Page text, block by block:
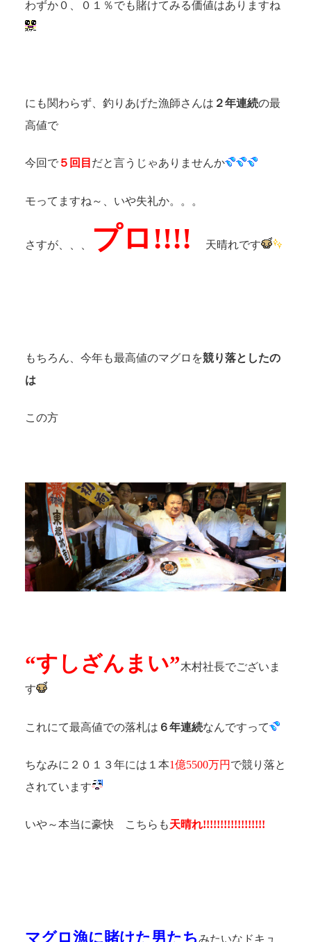
わずか０、０１％でも賭けてみる価値はありますね
にも関わらず、釣りあげた漁師さんは ２年連続の最
高値で
今回で５回目 だと言うじゃありませんか
モってますね～、いや失礼か。。。
さすが、、、 プロ!!!! 天晴れです
もちろん、今年も最高値のマグロを競り落としたの
は
この方
“すしざんまい”木村社長でございま
す
これにて最高値での落札は ６年連続なんですって
ちなみに２０１３年には１本1億5500万円 で競り落と
されています
いや～本当に豪快 こちらも天晴れ!!!!!!!!!!!!!!!!!!
マグロ漁に賭けた男たちみたいなドキュ